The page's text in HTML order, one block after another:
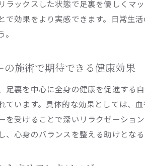
ラックスした状態で足裏を優しくマ
で効果をより実感できます。日常生
の施術で期待できる健康効果
足裏を中心に全身の健康を促進する
ています。具体的な効果としては、
を受けることで深いリラクゼーショ
、心身のバランスを整える助けとなる